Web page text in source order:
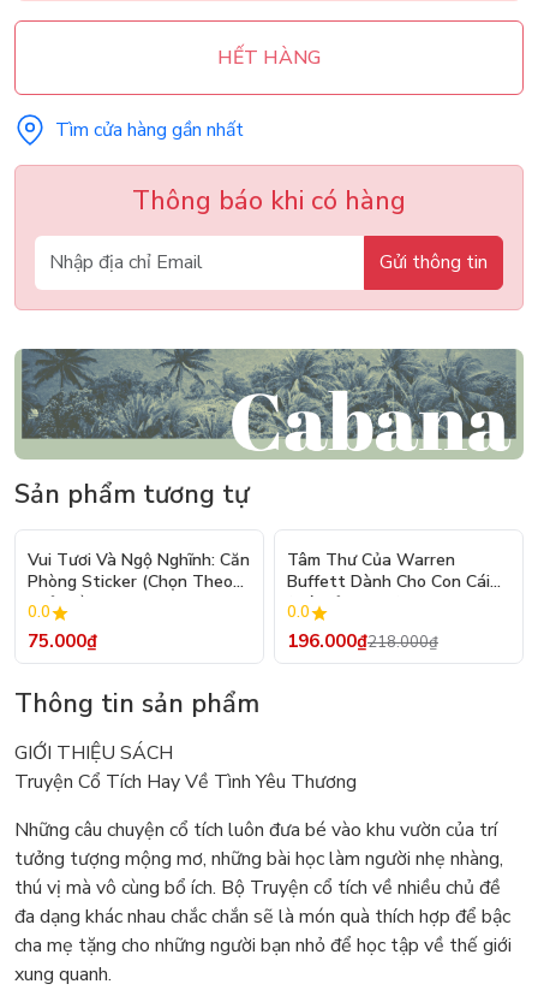
HẾT HÀNG
Tìm cửa hàng gần nhất
Thông báo khi có hàng
Gửi thông tin
Sản phẩm tương tự
Vui Tươi Và Ngộ Nghĩnh: Căn
Phòng Sticker (Chọn Theo
Chủ Đề) - Hơn 250 Sticker
0.0
75.000₫
Tâm Thư Của Warren
Buffett Dành Cho Con Cái
(Tái Bản 2026)
0.0
196.000₫218.000₫
Thông tin sản phẩm
GIỚI THIỆU SÁCH
Truyện Cổ Tích Hay Về Tình Yêu Thương
Những câu chuyện cổ tích luôn đưa bé vào khu vườn của trí
tưởng tượng mộng mơ, những bài học làm người nhẹ nhàng,
thú vị mà vô cùng bổ ích. Bộ Truyện cổ tích về nhiều chủ đề
đa dạng khác nhau chắc chắn sẽ là món quà thích hợp để bậc
cha mẹ tặng cho những người bạn nhỏ để học tập về thế giới
xung quanh.